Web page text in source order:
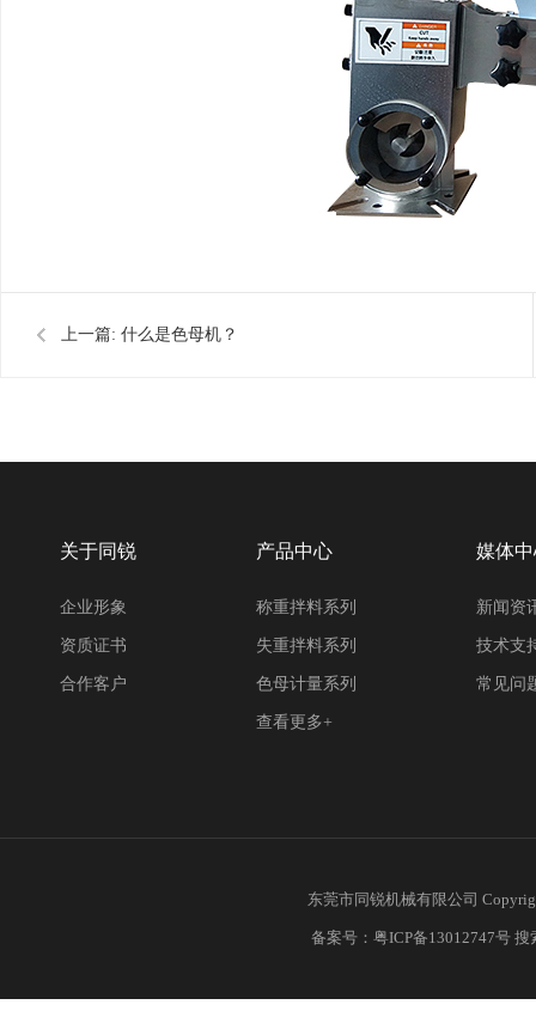
上一篇: 什么是色母机？
关于同锐
企业形象
资质证书
合作客户
产品中心
称重拌料系列
失重拌料系列
色母计量系列
查看更多+
媒体
新闻资
技术支
常见问
东莞市同锐机械有限公司
备案号： 粤ICP备13012747号搜